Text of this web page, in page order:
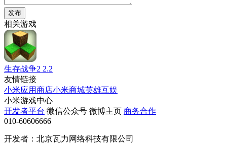
发布
相关游戏
生存战争2 2.2
友情链接
小米应用商店小米商城英雄互娱
小米游戏中心
开发者平台 微信公众号 微博主页 商务合作
010-60606666
开发者：北京瓦力网络科技有限公司